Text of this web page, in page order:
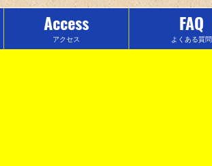
Access
アクセス
FAQ
よくある質問